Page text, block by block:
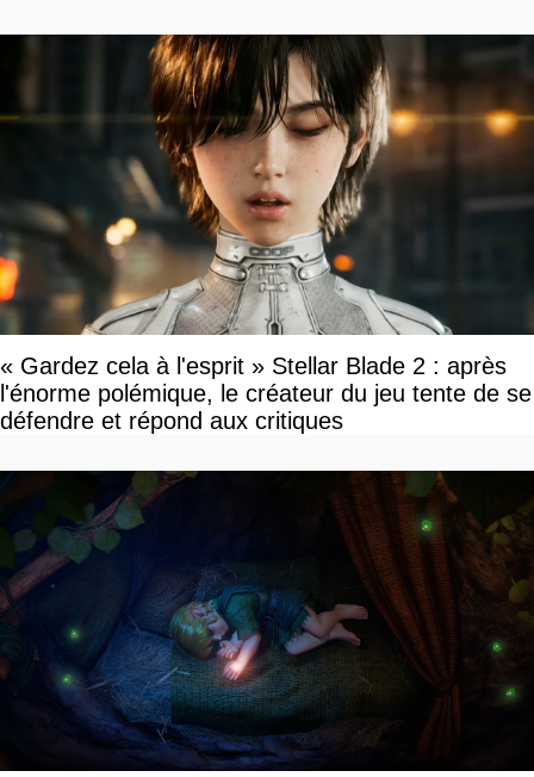
« Gardez cela à l'esprit » Stellar Blade 2 : après
l'énorme polémique, le créateur du jeu tente de se
défendre et répond aux critiques